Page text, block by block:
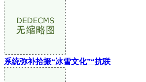
系统弥补拾掇“冰雪文化”“抗联